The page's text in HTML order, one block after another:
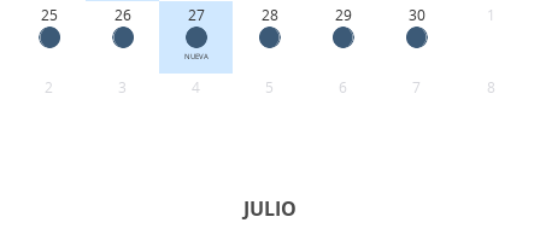
25 26 27
NUEVA
28 29 30 1
2 3 4 5 6 7 8
JULIO